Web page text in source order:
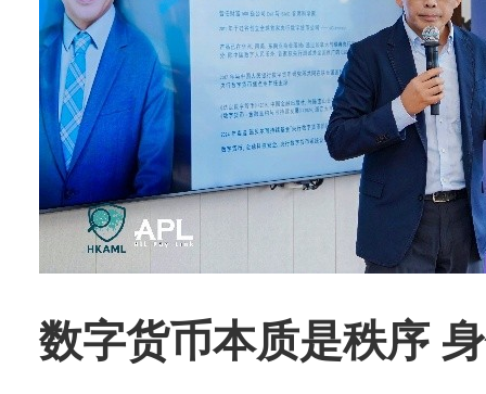
数字货币本质是秩序